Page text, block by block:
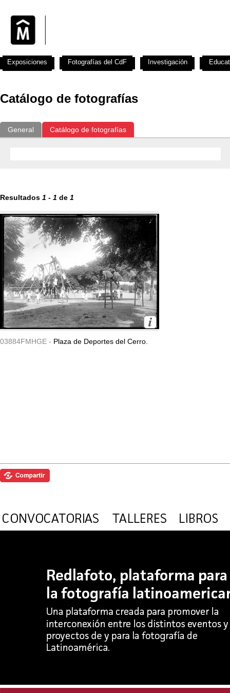
Catálogo de fotografías
General Catálogo de fotografías
Resultados 1 - 1 de 1
03884FMHGE - Plaza de Deportes del Cerro.
Exposiciones Fotografías del CdF Investigación